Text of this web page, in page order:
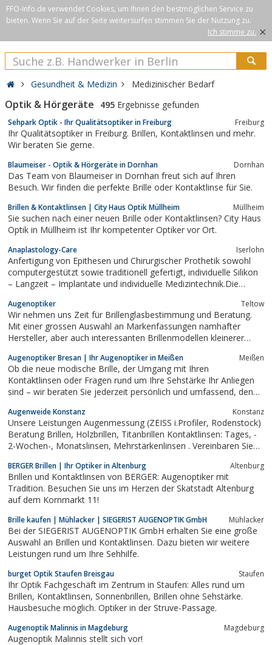
FFO-Info.de verwendet Cookies, um Ihnen den bestmöglichen Service zu
bieten. Wenn Sie auf der Seite weitersurfen stimmen Sie der Nutzung zu.
Ich stimme zu. ×
Gesundheit & Medizin Medizinischer Bedarf
Optik & Hörgeräte 495 Ergebnisse gefunden
Sehpark Optik - Ihr Qualitätsoptiker in Freiburg Freiburg
Ihr Qualitätsoptiker in Freiburg. Brillen, Kontaktlinsen und mehr.
Wir beraten Sie gerne.
Blaumeiser - Optik & Hörgeräte in Dornhan Dornhan
Das Team von Blaumeiser in Dornhan freut sich auf Ihren
Besuch. Wir finden die perfekte Brille oder Kontaktlinse für Sie.
Brillen & Kontaktlinsen | City Haus Optik Müllheim Müllheim
Sie suchen nach einer neuen Brille oder Kontaktlinsen? City Haus
Optik in Müllheim ist Ihr kompetenter Optiker vor Ort.
Anaplastology-Care Iserlohn
Anfertigung von Epithesen und Chirurgischer Prothetik sowohl
computergestützt sowie traditionell gefertigt, individuelle Silikon
– Langzeit – Implantate und individuelle Medizintechnik.Die
das Versorgungsangebot. Einziger Hersteller weicher
Augenprothesen....
Augenoptiker Teltow
Wir nehmen uns Zeit für Brillenglasbestimmung und Beratung.
Mit einer grossen Auswahl an Markenfassungen namhafter
Hersteller, aber auch interessanten Brillenmodellen kleinerer
Contactlinsenträger sind wir kompetente Ansprechpartner für
weiche und formstabile...
Augenoptiker Bresan | Ihr Augenoptiker in Meißen Meißen
Ob die neue modische Brille, der Umgang mit Ihren
Kontaktlinsen oder Fragen rund um Ihre Sehstärke Ihr Anliegen
sind – wir beraten Sie jederzeit persönlich und umfassend, denn
erfahrenen Mitarbeitern und umfassendem Service.
Augenweide Konstanz Konstanz
Unsere Leistungen Augenmessung (ZEISS i.Profiler, Rodenstock)
Beratung Brillen, Holzbrillen, Titanbrillen Kontaktlinsen: Tages, -
2-Wochen-, Monatslinsen, Mehrstärkenlinsen . Vereinbaren Sie
konstanz.de +49 7531 26222
BERGER Brillen | Ihr Optiker in Altenburg Altenburg
Brillen und Kontaktlinsen von BERGER: Augenoptiker mit
Tradition. Besuchen Sie uns im Herzen der Skatstadt Altenburg
auf dem Kornmarkt 11!
Brille kaufen | Mühlacker | SIEGERIST AUGENOPTIK GmbH Mühlacker
Bei der SIEGERIST AUGENOPTIK GmbH erhalten Sie eine große
Auswahl an Brillen und Kontaktlinsen. Dazu bieten wir weitere
Leistungen rund um Ihre Sehhilfe.
burget Optik Staufen Breisgau Staufen
Ihr Optik Fachgeschäft im Zentrum in Staufen: Alles rund um
Brillen, Kontaktlinsen, Sonnenbrillen, Brillen ohne Sehstärke.
Hausbesuche möglich. Optiker in der Struve-Passage.
Augenoptik Malinnis in Magdeburg Magdeburg
Augenoptik Malinnis stellt sich vor!